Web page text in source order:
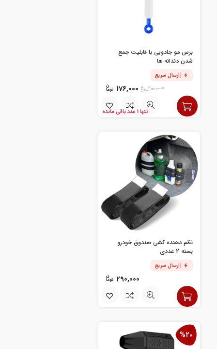
برس مو جادویی با قابلیت جمع
شدن دندانه ها
ارسال سریع
200,000
176,000
تنها 1 عدد باقی مانده
نظم دهنده کشی صندوق خودرو
بسته 2 عددی
ارسال سریع
290,000
%20